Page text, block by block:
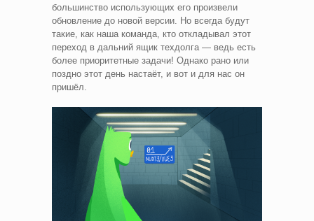
большинство использующих его произвели
обновление до новой версии. Но всегда будут
такие, как наша команда, кто откладывал этот
переход в дальний ящик техдолга — ведь есть
более приоритетные задачи! Однако рано или
поздно этот день настаёт, и вот и для нас он
пришёл.